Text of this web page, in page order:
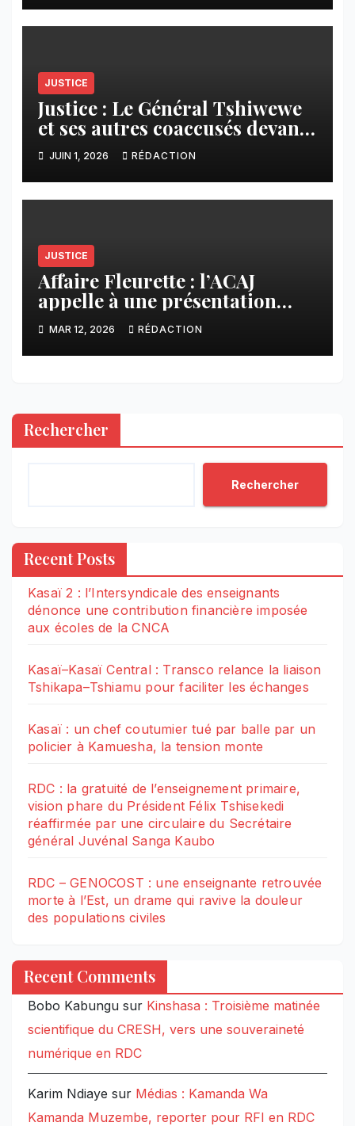
JUSTICE
Justice : Le Général Tshiwewe
et ses autres coaccusés devant
la cour militaire ce jeudi
JUIN 1, 2026 RÉDACTION
JUSTICE
Affaire Fleurette : l’ACAJ
appelle à une présentation
exacte des conclusions de
l’enquête néerlandaise
MAR 12, 2026 RÉDACTION
Rechercher
Rechercher
Recent Posts
Kasaï 2 : l’Intersyndicale des enseignants
dénonce une contribution financière imposée
aux écoles de la CNCA
Kasaï–Kasaï Central : Transco relance la liaison
Tshikapa–Tshiamu pour faciliter les échanges
Kasaï : un chef coutumier tué par balle par un
policier à Kamuesha, la tension monte
RDC : la gratuité de l’enseignement primaire,
vision phare du Président Félix Tshisekedi
réaffirmée par une circulaire du Secrétaire
général Juvénal Sanga Kaubo
RDC – GENOCOST : une enseignante retrouvée
morte à l’Est, un drame qui ravive la douleur
des populations civiles
Recent Comments
Bobo Kabungu sur Kinshasa : Troisième matinée
scientifique du CRESH, vers une souveraineté
numérique en RDC
Karim Ndiaye sur Médias : Kamanda Wa
Kamanda Muzembe, reporter pour RFI en RDC